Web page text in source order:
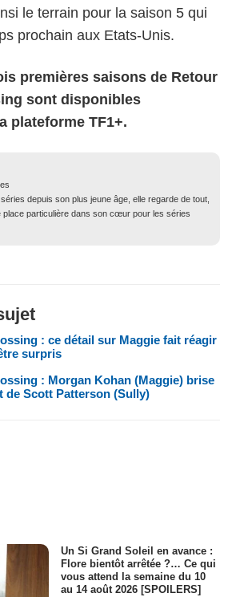
le terrain pour la saison 5 qui
prochain aux Etats-Unis.
premières saisons de Retour
sont disponibles
plateforme TF1+.
depuis son plus jeune âge, elle regarde de tout,
place particulière dans son cœur pour les séries
: ce détail sur Maggie fait réagir
surpris
: Morgan Kohan (Maggie) brise
de Scott Patterson (Sully)
Un Si Grand Soleil en avance :
Flore bientôt arrêtée ?… Ce qui
vous attend la semaine du 10
au 14 août 2026 [SPOILERS]